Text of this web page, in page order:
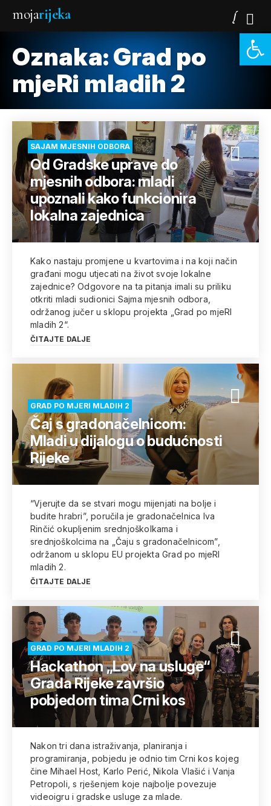
mojarijeka
Oznaka:Grad po
mjeRi mladih 2
SAJAM MJESNIH ODBORA
Od Gradske uprave do
mjesnih odbora: mladi
upoznali kako funkcionira
lokalna zajednica
Kako nastaju promjene u kvartovima i na koji način
građani mogu utjecati na život svoje lokalne
zajednice? Odgovore na ta pitanja imali su priliku
otkriti mladi sudionici Sajma mjesnih odbora,
održanog jučer u sklopu projekta „Grad po mjeRI
mladih 2“.
ČITAJTE DALJE
GRAD PO MJERI MLADIH 2
Čaj s gradonačelnicom:
Mladi u dijalogu o budućnosti
Rijeke
“Vjerujte da se stvari mogu mijenjati na bolje i
budite hrabri”, poručila je gradonačelnica Iva
Rinčić okupljenim srednjoškolkama i
srednjoškolcima na „Čaju s gradonačelnicom”,
održanom u sklopu EU projekta Grad po mjeRI
mladih 2.
ČITAJTE DALJE
GRAD PO MJERI MLADIH 2
Hackathon „Lov na usluge“
Grada Rijeke završio
pobjedom tima Crni kos
Nakon tri dana istraživanja, planiranja i
programiranja, pobjedu je odnio tim Crni kos kojeg
čine Mihael Host, Karlo Perić, Nikola Vlašić i Vanja
Petropoli, s rješenjem koje najbolje povezuje
videoigru i gradske usluge za mlade.